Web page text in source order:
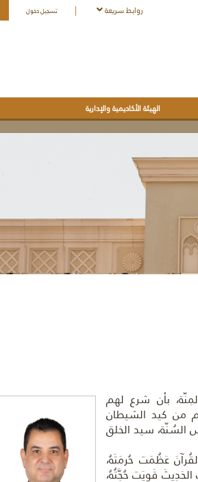
روابط سريعة تسجيل دخول
الهيئة الأكاديمية والإدارية
بأن شرع لهم
من كيد الشيطان
السُنّة، سيد الخلق
عَظُمَت حُرمَتَهُ،
قَوِيَت حُجَّتُهُ،